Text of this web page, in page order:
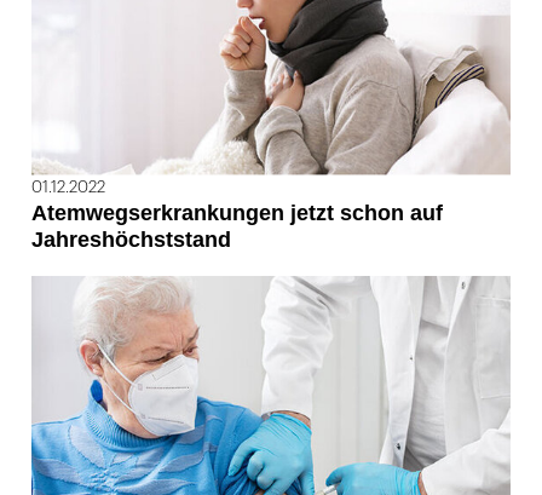
01.12.2022
Atemwegserkrankungen jetzt schon auf
Jahreshöchststand